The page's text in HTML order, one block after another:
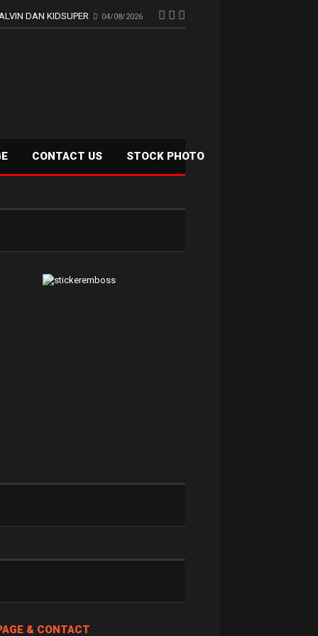
DAN KIDSUPER 04/08/2026
CONTACT US STOCK PHOTO
& CONTACT